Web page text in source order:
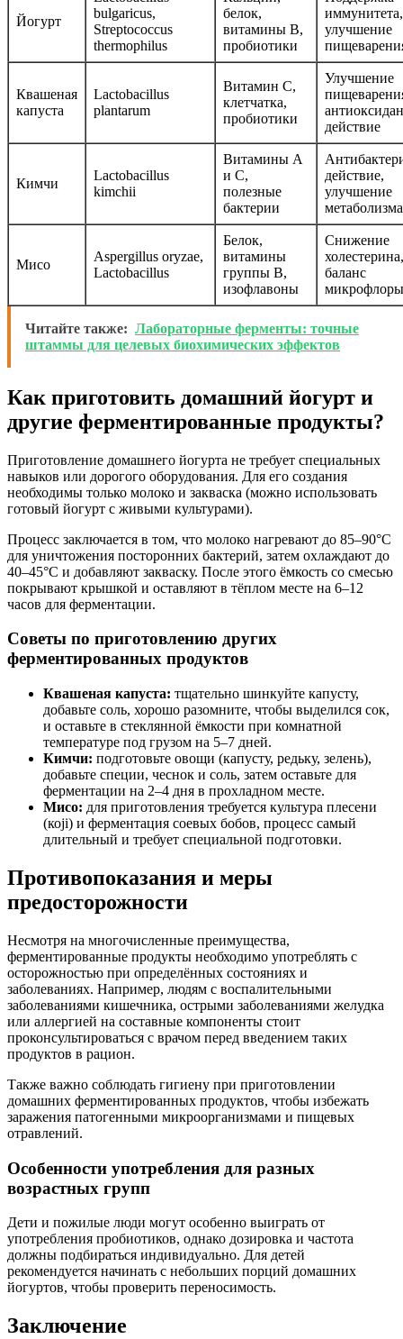
Йогурт
bulgaricus,
Streptococcus
thermophilus
белок,
витамины B,
пробиотики
иммунитета,
улучшение
Квашеная
капуста
Lactobacillus
plantarum
Витамин C,
клетчатка,
пробиотики
Улучшение
действие
Кимчи
Lactobacillus
kimchii
Витамины A
и C,
полезные
бактерии
действие,
улучшение
метаболизма
Мисо
Aspergillus oryzae,
Lactobacillus
Белок,
витамины
группы B,
изофлавоны
Снижение
холестерина,
баланс
микрофлоры
Читайте также: Лабораторные ферменты: точные
штаммы для целевых биохимических эффектов
Как приготовить домашний йогурт и
другие ферментированные продукты?
Приготовление домашнего йогурта не требует специальных
навыков или дорогого оборудования. Для его создания
необходимы только молоко и закваска (можно использовать
готовый йогурт с живыми культурами).
Процесс заключается в том, что молоко нагревают до 85–90°C
для уничтожения посторонних бактерий, затем охлаждают до
40–45°C и добавляют закваску. После этого ёмкость со смесью
покрывают крышкой и оставляют в тёплом месте на 6–12
часов для ферментации.
Советы по приготовлению других
ферментированных продуктов
Квашеная капуста: тщательно шинкуйте капусту,
добавьте соль, хорошо разомните, чтобы выделился сок,
и оставьте в стеклянной ёмкости при комнатной
температуре под грузом на 5–7 дней.
Кимчи: подготовьте овощи (капусту, редьку, зелень),
добавьте специи, чеснок и соль, затем оставьте для
ферментации на 2–4 дня в прохладном месте.
Мисо: для приготовления требуется культура плесени
(коji) и ферментация соевых бобов, процесс самый
длительный и требует специальной подготовки.
Противопоказания и меры
предосторожности
Несмотря на многочисленные преимущества,
ферментированные продукты необходимо употреблять с
осторожностью при определённых состояниях и
заболеваниях. Например, людям с воспалительными
заболеваниями кишечника, острыми заболеваниями желудка
или аллергией на составные компоненты стоит
проконсультироваться с врачом перед введением таких
продуктов в рацион.
Также важно соблюдать гигиену при приготовлении
домашних ферментированных продуктов, чтобы избежать
заражения патогенными микроорганизмами и пищевых
отравлений.
Особенности употребления для разных
возрастных групп
Дети и пожилые люди могут особенно выиграть от
употребления пробиотиков, однако дозировка и частота
должны подбираться индивидуально. Для детей
рекомендуется начинать с небольших порций домашних
йогуртов, чтобы проверить переносимость.
Заключение